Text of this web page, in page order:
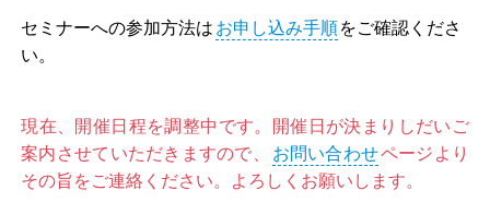
セミナーへの参加方法はお申し込み手順をご確認くださ
い。
現在、開催日程を調整中です。開催日が決まりしだいご
案内させていただきますので、
お問い合わせページより
その旨をご連絡ください。よろしくお願いします。